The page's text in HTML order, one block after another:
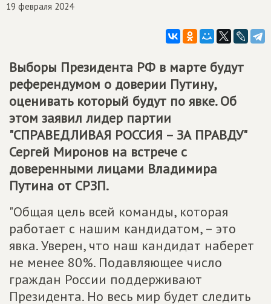
19 февраля 2024
Выборы Президента РФ в марте будут
референдумом о доверии Путину,
оценивать который будут по явке. Об
этом заявил лидер партии
"СПРАВЕДЛИВАЯ РОССИЯ – ЗА ПРАВДУ"
Сергей Миронов на встрече с
доверенными лицами Владимира
Путина от СРЗП.
"Общая цель всей команды, которая
работает с нашим кандидатом, – это
явка. Уверен, что наш кандидат наберет
не менее 80%. Подавляющее число
граждан России поддерживают
Президента. Но весь мир будет следить